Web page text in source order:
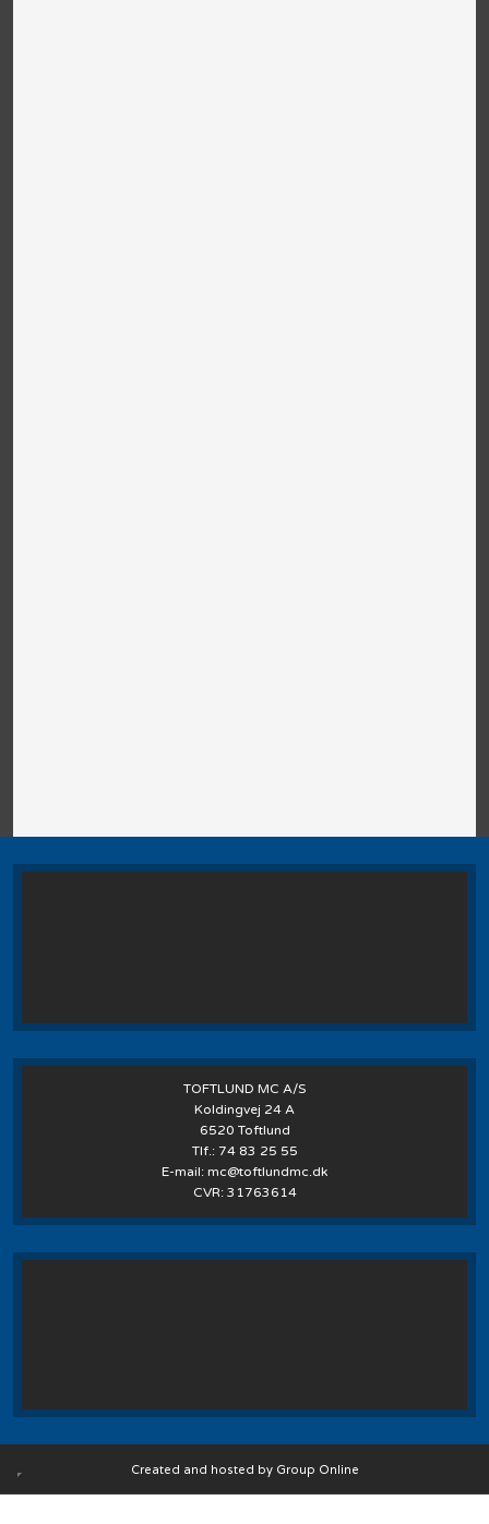
TOFTLUND MC A/S
Koldingvej 24 A
6520 Toftlund
Tlf.: 74 83 25 55
E-mail: mc@toftlundmc.dk
CVR: 31763614
Created and hosted by Group Online